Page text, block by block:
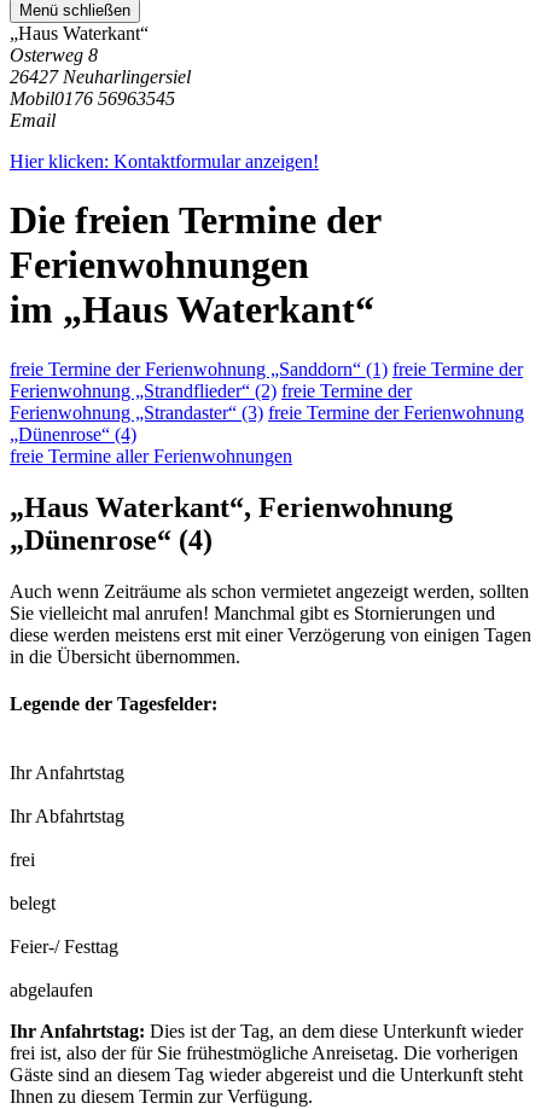
Menü schließen
„Haus Waterkant“
Osterweg 8
26427 Neuharlingersiel
Mobil0176 56963545
Email
Hier klicken: Kontaktformular anzeigen!
Die freien Termine der
Ferienwohnungen
im „Haus Waterkant“
freie Termine der Ferienwohnung „Sanddorn“ (1) freie Termine der
Ferienwohnung „Strandflieder“ (2) freie Termine der
Ferienwohnung „Strandaster“ (3) freie Termine der Ferienwohnung
„Dünenrose“ (4)
freie Termine aller Ferienwohnungen
„Haus Waterkant“, Ferienwohnung
„Dünenrose“ (4)
Auch wenn Zeiträume als schon vermietet angezeigt werden, sollten
Sie vielleicht mal anrufen! Manchmal gibt es Stornierungen und
diese werden meistens erst mit einer Verzögerung von einigen Tagen
in die Übersicht übernommen.
Legende der Tagesfelder:
Ihr Anfahrtstag
Ihr Abfahrtstag
frei
belegt
Feier-/ Festtag
abgelaufen
Ihr Anfahrtstag: Dies ist der Tag, an dem diese Unterkunft wieder
frei ist, also der für Sie frühestmögliche Anreisetag. Die vorherigen
Gäste sind an diesem Tag wieder abgereist und die Unterkunft steht
Ihnen zu diesem Termin zur Verfügung.